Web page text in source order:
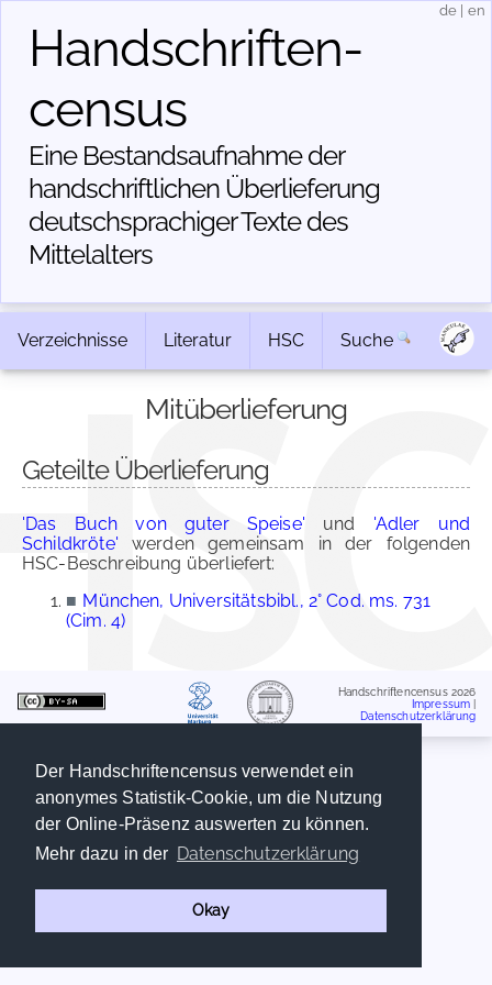
Der Handschriftencensus verwendet ein
anonymes Statistik-Cookie, um die Nutzung
der Online-Präsenz auswerten zu können.
Mehr dazu in der Datenschutzerklärung
Okay
Handschriften­
census
Eine Bestandsaufnahme der
handschriftlichen Über­lieferung
deutschsprachiger Texte des
Mittelalters
de en
Verzeichnisse Literatur HSC Suche
Mitüberlieferung
Geteilte Überlieferung
'Das Buch von guter Speise' und 'Adler und
Schildkröte' werden gemeinsam in der folgenden
HSC-Beschreibung überliefert:
■ München, Universitätsbibl., 2° Cod. ms. 731
(Cim. 4)
Handschriftencensus 2026
Impressum
Datenschutzerklärung